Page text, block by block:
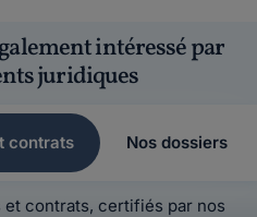
intéressé par
juridiques
contrats Nos dossiers
contrats, certifiés par nos